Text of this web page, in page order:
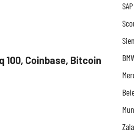
100, Coinbase, Bitcoin
SAP